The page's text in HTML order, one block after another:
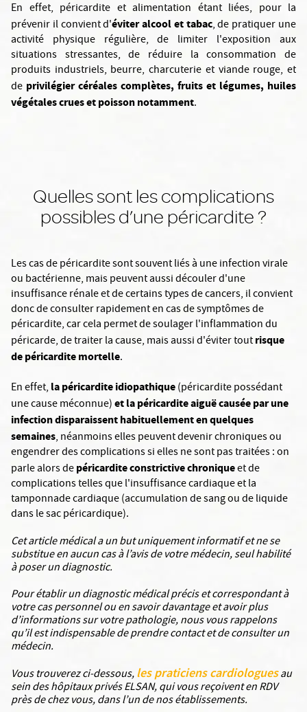
En effet, péricardite et alimentation étant liées, pour la
prévenir il convient d'éviter alcool et tabac, de pratiquer une
activité physique régulière, de limiter l'exposition aux
situations stressantes, de réduire la consommation de
produits industriels, beurre, charcuterie et viande rouge, et
de privilégier céréales complètes, fruits et légumes, huiles
végétales crues et poisson notamment.
Quelles sont les complications
possibles d’une péricardite ?
Les cas de péricardite sont souvent liés à une infection virale
ou bactérienne, mais peuvent aussi découler d'une
insuffisance rénale et de certains types de cancers, il convient
donc de consulter rapidement en cas de symptômes de
péricardite, car cela permet de soulager l'inflammation du
péricarde, de traiter la cause, mais aussi d'éviter toutrisque
de péricardite mortelle.
En effet, la péricardite idiopathique(péricardite possédant
une cause méconnue)et la péricardite aiguë causée par une
infection disparaissent habituellement en quelques
semaines, néanmoins elles peuvent devenir chroniques ou
engendrer des complications si elles ne sont pas traitées : on
parle alors depéricardite constrictive chroniqueet de
complications telles que l'insuffisance cardiaque et la
tamponnade cardiaque (accumulation de sang ou de liquide
dans le sac péricardique).
Cet article médical a un but uniquement informatif et ne se
substitue en aucun cas à l’avis de votre médecin, seul habilité
à poser un diagnostic.
Pour établir un diagnostic médical précis et correspondant à
votre cas personnel ou en savoir davantage et avoir plus
d’informations sur votre pathologie, nous vous rappelons
qu’il est indispensable de prendre contact et de consulter un
médecin.
Vous trouverez ci-dessous,les praticiens cardiologuesau
sein des hôpitaux privés ELSAN, qui vous reçoivent en RDV
près de chez vous, dans l’un de nos établissements.